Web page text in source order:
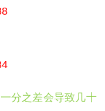
分之差会导致几十